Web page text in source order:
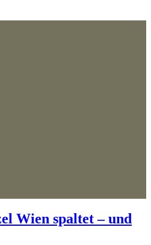
Wien spaltet – und